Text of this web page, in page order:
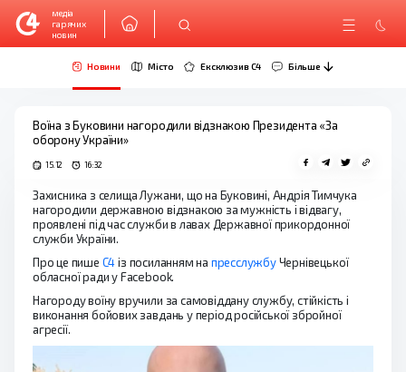
медіа
гарячих
новин
Новини Місто Ексклюзив C4 Більше
Воїна з Буковини нагородили відзнакою Президента «За
оборону України»
15.12 16:32
Захисника з селища Лужани, що на Буковині, Андрія Тимчука
нагородили державною відзнакою за мужність і відвагу,
проявлені під час служби в лавах Державної прикордонної
служби України.
Про це пише C4із посиланням на пресслужбуЧернівецької
обласної ради у Facebook.
Нагороду воїну вручили за самовіддану службу, стійкість і
виконання бойових завдань у період російської збройної
агресії.